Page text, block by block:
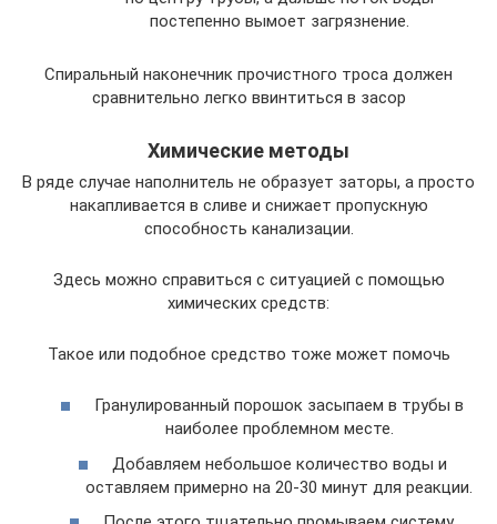
постепенно вымоет загрязнение.
Спиральный наконечник прочистного троса должен
сравнительно легко ввинтиться в засор
Химические методы
В ряде случае наполнитель не образует заторы, а просто
накапливается в сливе и снижает пропускную
способность канализации.
Здесь можно справиться с ситуацией с помощью
химических средств:
Такое или подобное средство тоже может помочь
Гранулированный порошок засыпаем в трубы в
наиболее проблемном месте.
Добавляем небольшое количество воды и
оставляем примерно на 20-30 минут для реакции.